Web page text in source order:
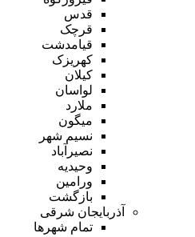
قدس
قرچک
قیامدشت
کهریزک
کیلان
لواسان
ملارد
میگون
نسیم شهر
نصیرآباد
وحیدیه
ورامین
بازگشت
آذربایجان شرقی
تمام شهر‌ها